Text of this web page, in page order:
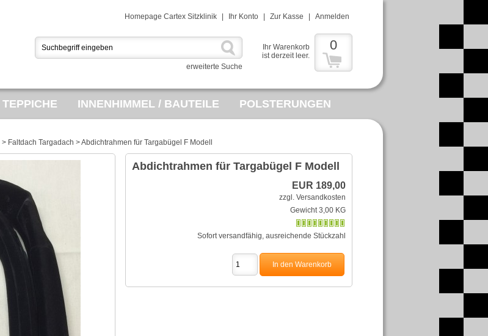
Homepage Cartex Sitzklinik Ihr Konto Zur Kasse Anmelden
erweiterte Suche
Ihr Warenkorb
ist derzeit leer.
0
TEPPICHE INNENHIMMEL / BAUTEILE POLSTERUNGEN
VINTAGE FAHRRÄDER
> Faltdach Targadach >Abdichtrahmen für Targabügel F Modell
Abdichtrahmen für Targabügel F Modell
EUR 189,00
zzgl. Versandkosten
Gewicht 3,00 KG
Sofort versandfähig, ausreichende Stückzahl